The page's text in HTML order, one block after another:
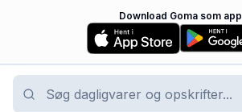
Download Goma som app